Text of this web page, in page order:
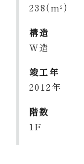
238(m2 )
構造
W造
竣工年
2012年
階数
1F